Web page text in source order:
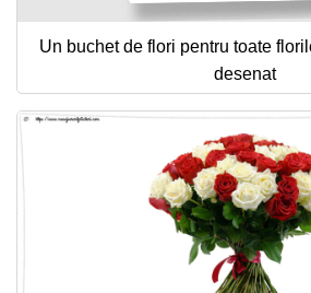
Un buchet de flori pentru toate
desenat